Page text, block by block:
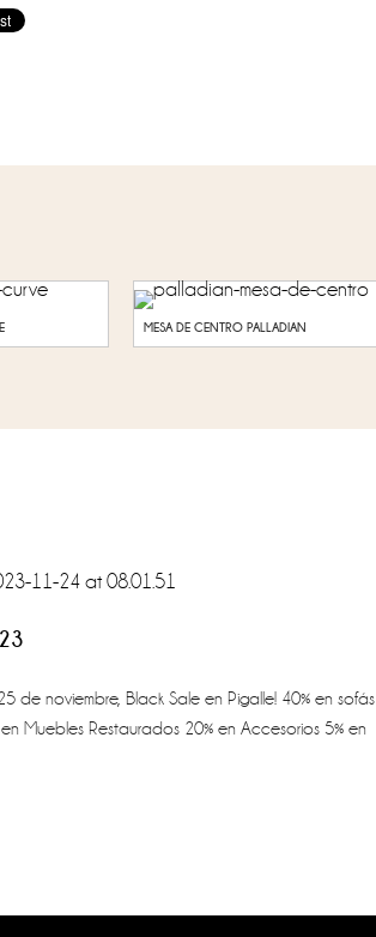
MESA DE CENTRO PALLADIAN
de noviembre, Black Sale en Pigalle! 40% en sofás
Muebles Restaurados 20% en Accesorios 5% en